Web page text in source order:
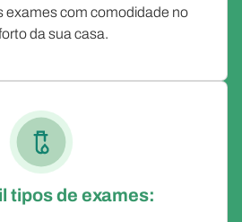
exames com comodidade no
da sua casa.
tipos de exames: